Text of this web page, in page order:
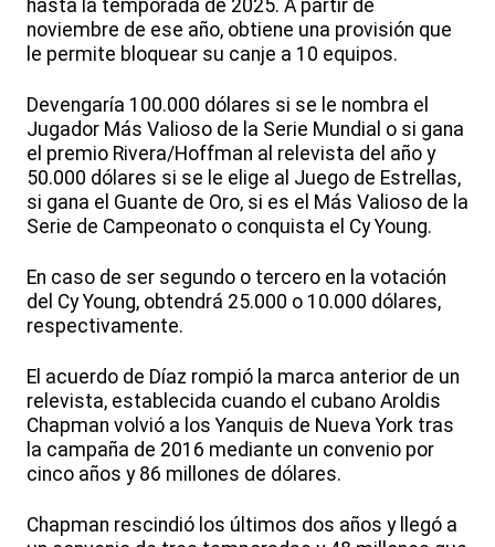
hasta la temporada de 2025. A partir de
noviembre de ese año, obtiene una provisión que
le permite bloquear su canje a 10 equipos.
Devengaría 100.000 dólares si se le nombra el
Jugador Más Valioso de la Serie Mundial o si gana
el premio Rivera/Hoffman al relevista del año y
50.000 dólares si se le elige al Juego de Estrellas,
si gana el Guante de Oro, si es el Más Valioso de la
Serie de Campeonato o conquista el Cy Young.
En caso de ser segundo o tercero en la votación
del Cy Young, obtendrá 25.000 o 10.000 dólares,
respectivamente.
El acuerdo de Díaz rompió la marca anterior de un
relevista, establecida cuando el cubano Aroldis
Chapman volvió a los Yanquis de Nueva York tras
la campaña de 2016 mediante un convenio por
cinco años y 86 millones de dólares.
Chapman rescindió los últimos dos años y llegó a